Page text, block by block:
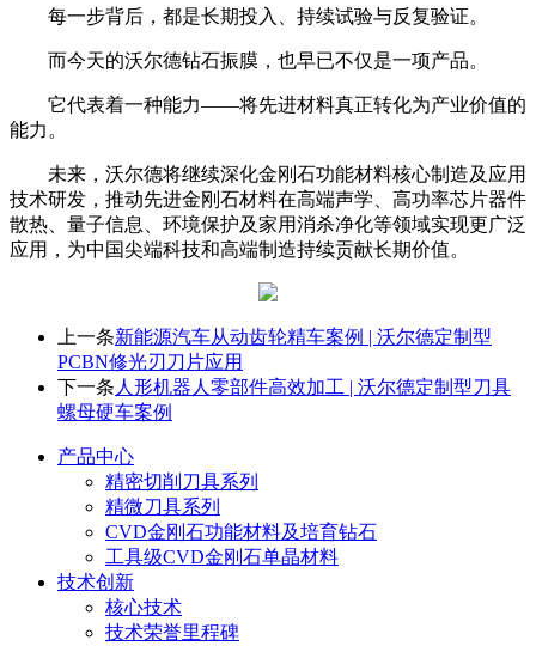
每一步背后，都是长期投入、持续试验与反复验证。
而今天的沃尔德钻石振膜，也早已不仅是一项产品。
它代表着一种能力——将先进材料真正转化为产业价值的
能力。
未来，沃尔德将继续深化金刚石功能材料核心制造及应用
技术研发，推动先进金刚石材料在高端声学、高功率芯片器件
散热、量子信息、环境保护及家用消杀净化等领域实现更广泛
应用，为中国尖端科技和高端制造持续贡献长期价值。
上一条新能源汽车从动齿轮精车案例 | 沃尔德定制型
PCBN修光刃刀片应用
下一条 人形机器人零部件高效加工 | 沃尔德定制型刀具
螺母硬车案例
产品中心
精密切削刀具系列
精微刀具系列
CVD金刚石功能材料及培育钻石
工具级CVD金刚石单晶材料
技术创新
核心技术
技术荣誉里程碑